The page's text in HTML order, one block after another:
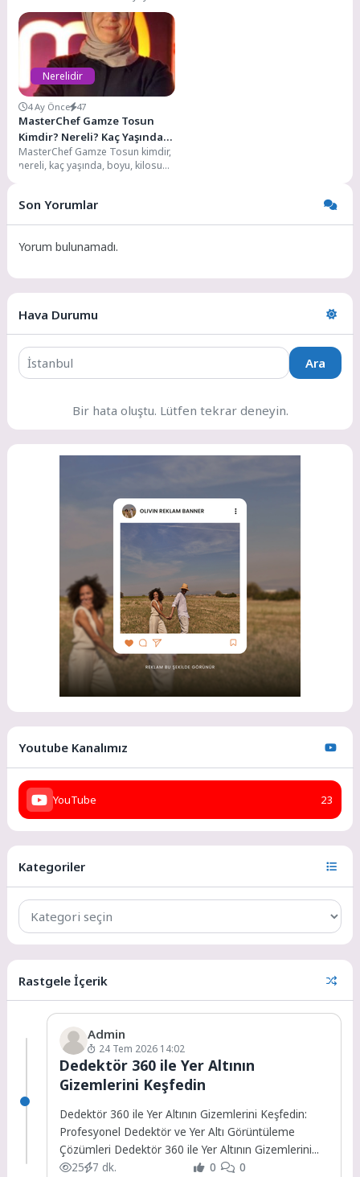
gelmiştir. Kökeni Adana’ya
dayanmaktadır. İlköğretim
eğitimini...
Nerelidir
4 Ay Önce 47
MasterChef Gamze Tosun
Kimdir? Nereli? Kaç Yaşında?
Boyu, Kilosu Kaç?
MasterChef Gamze Tosun kimdir,
nereli, kaç yaşında, boyu, kilosu
Son Yorumlar
Yorum bulunamadı.
Hava Durumu
Ara
Bir hata oluştu. Lütfen tekrar deneyin.
Youtube Kanalımız
YouTube 23
Kategoriler
Rastgele İçerik
Admin
24 Tem 2026 14:02
Dedektör 360 ile Yer Altının
Gizemlerini Keşfedin
Dedektör 360 ile Yer Altının Gizemlerini Keşfedin:
Profesyonel Dedektör ve Yer Altı Görüntüleme
Çözümleri Dedektör 360 ile Yer Altının Gizemlerini...
25
7 dk. 0 0